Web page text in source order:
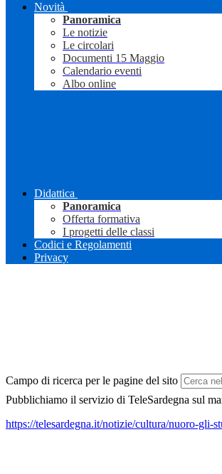
Novità
Panoramica
Le notizie
Le circolari
Documenti 15 Maggio
Calendario eventi
Albo online
Didattica
Panoramica
Offerta formativa
I progetti delle classi
Codici e Regolamenti
Privacy
Campo di ricerca per le pagine del sito
Pubblichiamo il servizio di TeleSardegna sul
https://telesardegna.it/notizie/cultura/nuoro-gli-